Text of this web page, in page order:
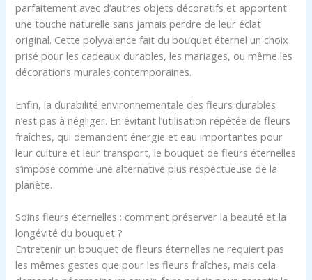
parfaitement avec d’autres objets décoratifs et apportent
une touche naturelle sans jamais perdre de leur éclat
original. Cette polyvalence fait du bouquet éternel un choix
prisé pour les cadeaux durables, les mariages, ou même les
décorations murales contemporaines.
Enfin, la durabilité environnementale des fleurs durables
n’est pas à négliger. En évitant l’utilisation répétée de fleurs
fraîches, qui demandent énergie et eau importantes pour
leur culture et leur transport, le bouquet de fleurs éternelles
s’impose comme une alternative plus respectueuse de la
planète.
Soins fleurs éternelles : comment préserver la beauté et la
longévité du bouquet ?
Entretenir un bouquet de fleurs éternelles ne requiert pas
les mêmes gestes que pour les fleurs fraîches, mais cela